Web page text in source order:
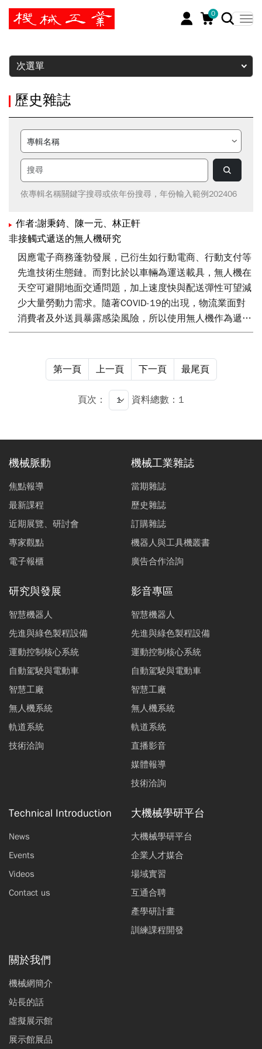
0
暫停
次選單
歷史雜誌
依專輯名稱關鍵字搜尋或依年份搜尋，年份輸入範例202406
作者:謝秉錡、陳一元、林正軒
非接觸式遞送的無人機研究
因應電子商務蓬勃發展，已衍生如行動電商、行動支付等
先進技術生態鏈。而對比於以車輛為運送載具，無人機在
天空可避開地面交通問題，加上速度快與配送彈性可望減
少大量勞動力需求。隨著COVID-19的出現，物流業面對
消費者及外送員暴露感染風險，所以使用無人機作為遞送
的服務研究已日趨重要，但無人機在取放貨物接觸時有較
文將透過文獻整理，完成一非接觸運送模式特色配送模式
的分析整理，同時以一實際應用案例說明無人機與起降落
平台的協作方式，探討三度空間物流基礎研究，逐步建構
第一頁 上一頁 下一頁 最尾頁
頁次： 資料總數：1
機械脈動
焦點報導
最新課程
近期展覽、研討會
專家觀點
電子報櫃
機械工業雜誌
當期雜誌
歷史雜誌
訂購雜誌
機器人與工具機叢書
廣告合作洽詢
研究與發展
智慧機器人
先進與綠色製程設備
運動控制核心系統
自動駕駛與電動車
智慧工廠
無人機系統
軌道系統
技術洽詢
影音專區
智慧機器人
先進與綠色製程設備
運動控制核心系統
自動駕駛與電動車
智慧工廠
無人機系統
軌道系統
直播影音
媒體報導
技術洽詢
Technical Introduction
News
Events
Videos
Contact us
大機械學研平台
大機械學研平台
企業人才媒合
場域實習
互通合聘
產學研計畫
訓練課程開發
關於我們
機械網簡介
站長的話
虛擬展示館
展示館展品